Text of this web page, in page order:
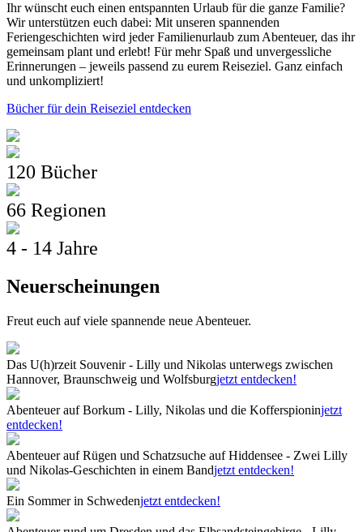
Ihr wünscht euch einen entspannten Urlaub für die ganze Familie?
Wir unterstützen euch dabei: Mit unseren spannenden
Feriengeschichten wird jeder Familienurlaub zum Abenteuer, das ihr
gemeinsam plant und erlebt! Für mehr Spaß und unvergessliche
Erinnerungen – jeweils passend zu eurem Reiseziel. Ganz einfach
und unkompliziert!
Bücher für dein Reiseziel entdecken
120 Bücher
66 Regionen
4 - 14 Jahre
Neuerscheinungen
Freut euch auf viele spannende neue Abenteuer.
Das U(h)rzeit Souvenir - Lilly und Nikolas unterwegs zwischen
Hannover, Braunschweig und Wolfsburgjetzt entdecken!
Abenteuer auf Borkum - Lilly, Nikolas und die Kofferspioninjetzt
entdecken!
Abenteuer auf Rügen und Schatzsuche auf Hiddensee - Zwei Lilly
und Nikolas-Geschichten in einem Bandjetzt entdecken!
Ein Sommer in Schwedenjetzt entdecken!